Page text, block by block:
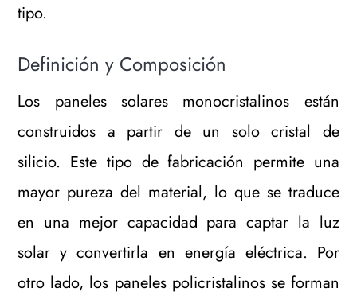
tipo.
Definición y Composición
Los paneles solares monocristalinos están
construidos a partir de un solo cristal de
silicio. Este tipo de fabricación permite una
mayor pureza del material, lo que se traduce
en una mejor capacidad para captar la luz
solar y convertirla en energía eléctrica. Por
otro lado, los paneles policristalinos se forman